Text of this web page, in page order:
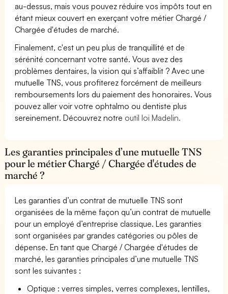
au-dessus, mais vous pouvez réduire vos impôts tout en
étant mieux couvert en exerçant votre métier Chargé /
Chargée d'études de marché.
Finalement, c'est un peu plus de tranquillité et de
sérénité concernant votre santé. Vous avez des
problèmes dentaires, la vision qui s’affaiblit ? Avec une
mutuelle TNS, vous profiterez forcément de meilleurs
remboursements lors du paiement des honoraires. Vous
pouvez aller voir votre ophtalmo ou dentiste plus
sereinement. Découvrez notre outil loi Madelin.
Les garanties principales d’une mutuelle TNS
pour le métier Chargé / Chargée d'études de
marché ?
Les garanties d’un contrat de mutuelle TNS sont
organisées de la même façon qu’un contrat de mutuelle
pour un employé d’entreprise classique. Les garanties
sont organisées par grandes catégories ou pôles de
dépense. En tant que Chargé / Chargée d'études de
marché, les garanties principales d’une mutuelle TNS
sont les suivantes :
Optique : verres simples, verres complexes, lentilles,